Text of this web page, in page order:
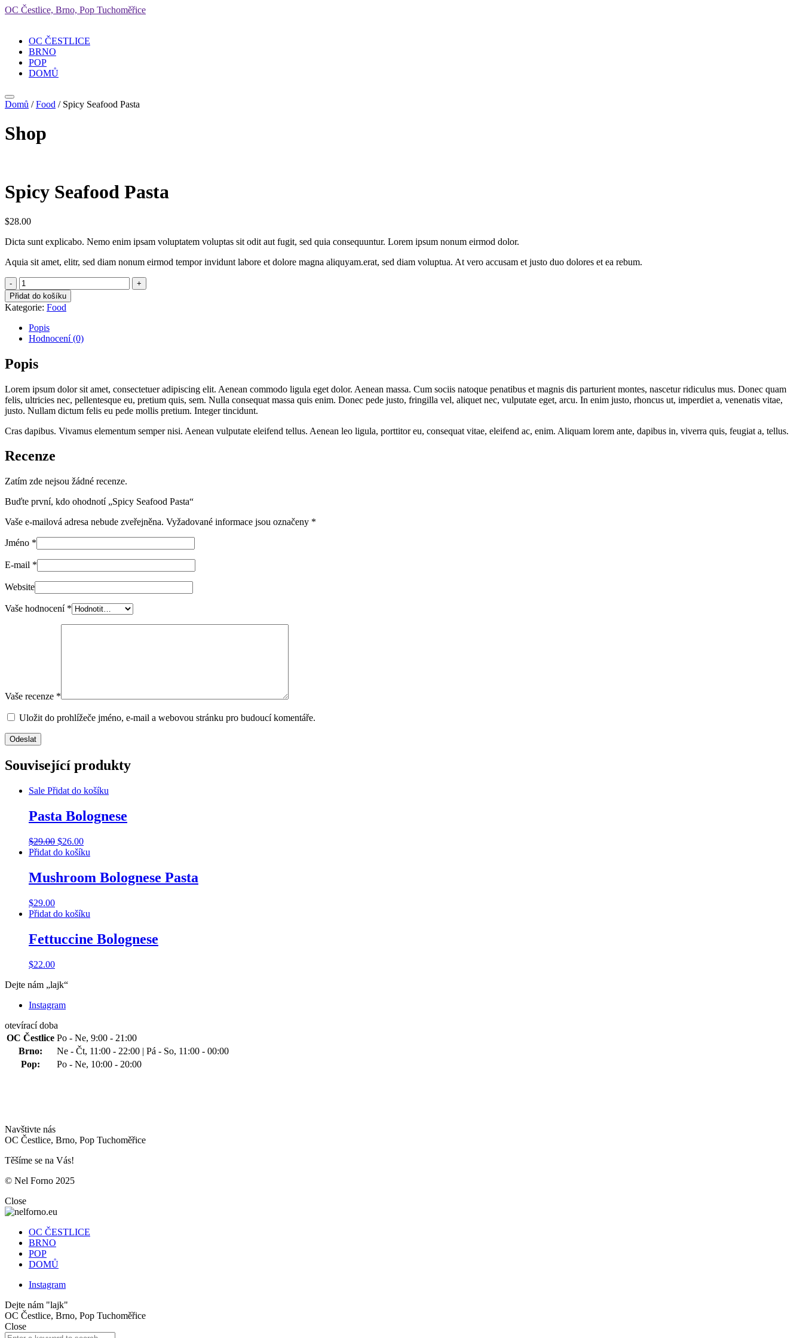
OC Čestlice, Brno, Pop Tuchoměřice
OC ČESTLICE
BRNO
POP
DOMŮ
Menu
Domů /Food / Spicy Seafood Pasta
Shop
Spicy Seafood Pasta
$28.00
Dicta sunt explicabo. Nemo enim ipsam voluptatem voluptas sit odit aut fugit, sed quia consequuntur. Lorem ipsum nonum eirmod dolor.
Aquia sit amet, elitr, sed diam nonum eirmod tempor invidunt labore et dolore magna aliquyam.erat, sed diam voluptua. At vero accusam et justo duo dolores et ea rebum.
Spicy
Seafood
Pasta
quantity
Přidat do košíku
Kategorie: Food
Popis
Hodnocení (0)
Popis
Lorem ipsum dolor sit amet, consectetuer adipiscing elit. Aenean commodo ligula eget dolor. Aenean massa. Cum sociis natoque penatibus et magnis dis parturient montes, nascetur ridiculus mus. Donec quam
felis, ultricies nec, pellentesque eu, pretium quis, sem. Nulla consequat massa quis enim. Donec pede justo, fringilla vel, aliquet nec, vulputate eget, arcu. In enim justo, rhoncus ut, imperdiet a, venenatis vitae,
justo. Nullam dictum felis eu pede mollis pretium. Integer tincidunt.
Cras dapibus. Vivamus elementum semper nisi. Aenean vulputate eleifend tellus. Aenean leo ligula, porttitor eu, consequat vitae, eleifend ac, enim. Aliquam lorem ante, dapibus in, viverra quis, feugiat a, tellus.
Recenze
Zatím zde nejsou žádné recenze.
Buďte první, kdo ohodnotí „Spicy Seafood Pasta“
Vaše e-mailová adresa nebude zveřejněna. Vyžadované informace jsou označeny *
Jméno *
E-mail *
Website
Vaše hodnocení *
Vaše recenze *
Uložit do prohlížeče jméno, e-mail a webovou stránku pro budoucí komentáře.
Související produkty
Sale Přidat do košíku
Pasta Bolognese
$29.00 Original
price
$29.00.
$26.00Current
price
$26.00.
Přidat do košíku
Mushroom Bolognese Pasta
$29.00
Přidat do košíku
Fettuccine Bolognese
$22.00
Dejte nám „lajk“
Instagram
otevírací doba
OC Čestlice Po - Ne, 9:00 - 21:00
Brno:
Ne - Čt, 11:00 - 22:00 | Pá - So, 11:00 - 00:00
Pop:
Po - Ne, 10:00 - 20:00
Navštivte nás
OC Čestlice, Brno, Pop Tuchoměřice
Těšíme se na Vás!
© Nel Forno 2025
Close
OC ČESTLICE
BRNO
POP
DOMŮ
Instagram
Dejte nám "lajk"
OC Čestlice, Brno, Pop Tuchoměřice
Close